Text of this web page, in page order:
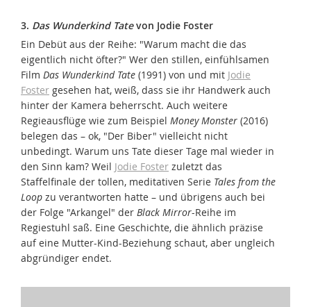
3. Das Wunderkind Tatevon Jodie Foster
Ein Debüt aus der Reihe: "Warum macht die das
eigentlich nicht öfter?" Wer den stillen, einfühlsamen
Film Das Wunderkind Tate (1991) von und mit Jodie
Foster gesehen hat, weiß, dass sie ihr Handwerk auch
hinter der Kamera beherrscht. Auch weitere
Regieausflüge wie zum Beispiel Money Monster (2016)
belegen das – ok, "Der Biber" vielleicht nicht
unbedingt. Warum uns Tate dieser Tage mal wieder in
den Sinn kam? Weil Jodie Foster zuletzt das
Staffelfinale der tollen, meditativen Serie Tales from the
Loop zu verantworten hatte – und übrigens auch bei
der Folge "Arkangel" der Black Mirror-Reihe im
Regiestuhl saß. Eine Geschichte, die ähnlich präzise
auf eine Mutter-Kind-Beziehung schaut, aber ungleich
abgründiger endet.